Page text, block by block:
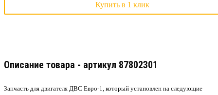
Купить в 1 клик
Описание товара - артикул 87802301
Запчасть для двигателя ДВС Евро-1, который установлен на следующие